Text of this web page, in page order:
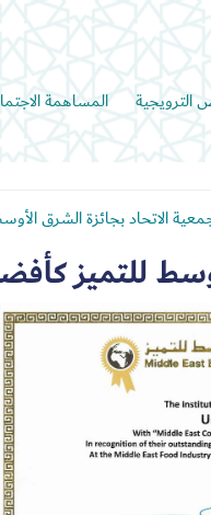
الترويجية المساهمة
الاتحاد بجائزة الشرق
للتميز